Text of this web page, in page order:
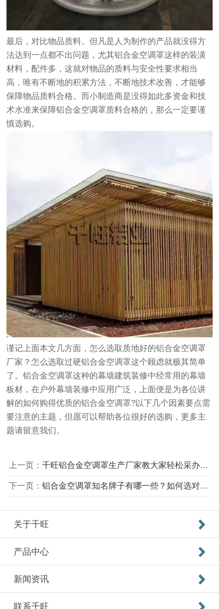
最后，对比物品质料。但凡是人为制作的产品就没得方
法达到一点都不出问题，尤其铝合金空调罩这样的装潢
材料，配件多，这就对物品的质料与安全性要求相当
高，唯有不断地的积累方法，不断地技术改善，才能够
保障物品质料合格。而小制造商是没得如此多资金和技
术水准来保障铝合金空调罩质料合格的，那么一定要谨
慎选购。
谨记上面本文几方面，怎么选取质地好的铝合金空调罩
厂家？怎么选取过硬铝合金空调罩这个顾虑就极其简单
了。铝合金空调罩这种的幕墙建筑装修中经常用的幕墙
板材，在户外幕墙装修中应用广泛，上面便是为各位讲
解的如何购得优质的铝合金空调罩?以下几个因素要点需
要注意的主题，但愿可以帮助各位很好的选购，更多主
题请留意我们。
上一页： 千旺铝合金空调罩生产厂家教大家轻松采办到优良得铝合金空调罩
下一页： 铝合金空调罩知名牌子有哪一些？如何选对出色铝合金空调罩
关于千旺
产品中心
新闻资讯
联系千旺